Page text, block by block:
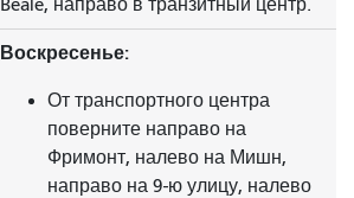
Воскресенье:
От транспортного центра
поверните направо на
Фримонт, налево на Мишн,
направо на 9-ю улицу, налево